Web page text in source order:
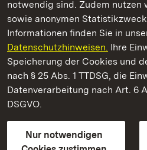
notwendig sind. Zudem nutzen
sowie anonymen
Informationen finden Sie in
Datenschutzhinweisen. Ihre
Speicherung der Cookies und
nach § 25 Abs. 1 TTDSG, die
Datenverarbeitung nach Art. 6
DSGVO.
Nur notwendigen
Barockschloss Mannheim
Staatliche Schlösser und
Kontakt
GebärdenspracheLeichte
Erklärung zur Barrierefreiheit
BITV-konform (geprüfte Seiten)